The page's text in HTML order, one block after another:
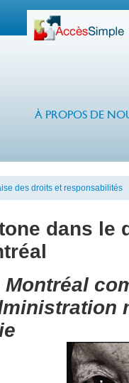
À PROPOS DE
des droits et responsabilités
dans le
Montréal